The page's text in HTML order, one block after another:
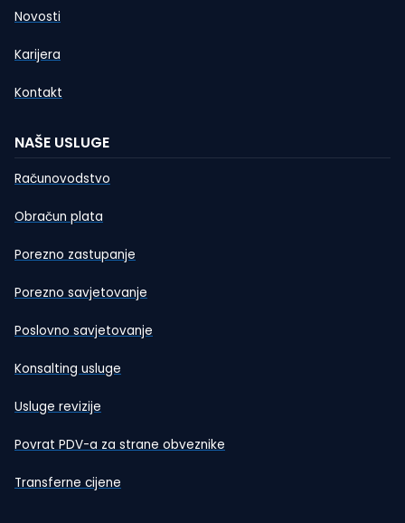
Novosti
Karijera
Kontakt
NAŠE USLUGE
Računovodstvo
Obračun plata
Porezno zastupanje
Porezno savjetovanje
Poslovno savjetovanje
Konsalting usluge
Usluge revizije
Povrat PDV-a za strane obveznike
Transferne cijene